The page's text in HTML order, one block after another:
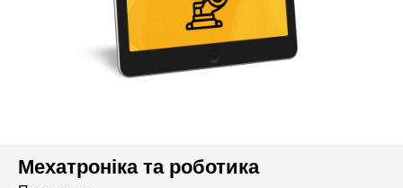
Мехатроніка та роботика